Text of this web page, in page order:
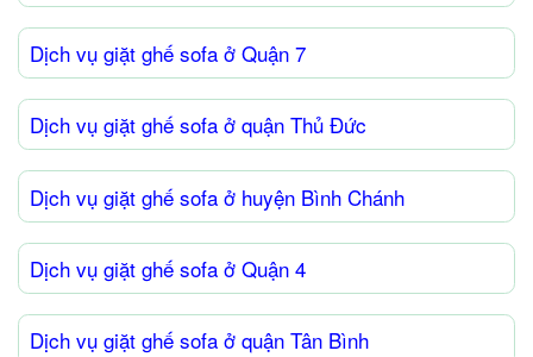
Dịch vụ giặt ghế sofa ở Quận 7
Dịch vụ giặt ghế sofa ở quận Thủ Đức
Dịch vụ giặt ghế sofa ở huyện Bình Chánh
Dịch vụ giặt ghế sofa ở Quận 4
Dịch vụ giặt ghế sofa ở quận Tân Bình